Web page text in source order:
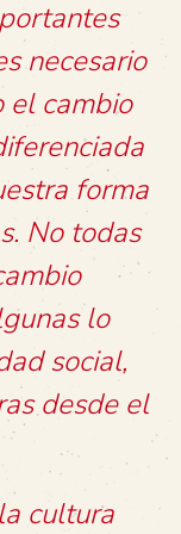
necesario
el cambio
forma
No todas
lo
social,
desde el
cultura